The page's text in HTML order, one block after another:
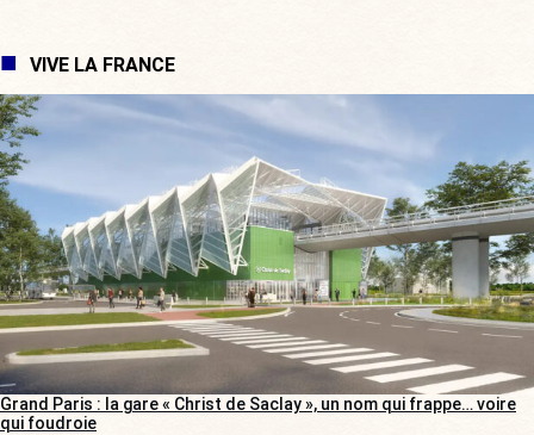
VIVE LA FRANCE
Grand Paris : la gare « Christ de Saclay », un nom qui frappe… voire
qui foudroie